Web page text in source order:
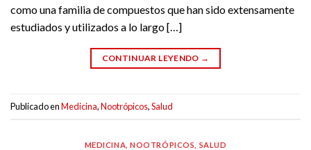
como una familia de compuestos que han sido extensamente
estudiados y utilizados a lo largo […]
CONTINUAR LEYENDO →
Publicado enMedicina,Nootrópicos,Salud
MEDICINA ,NOOTRÓPICOS SALUD